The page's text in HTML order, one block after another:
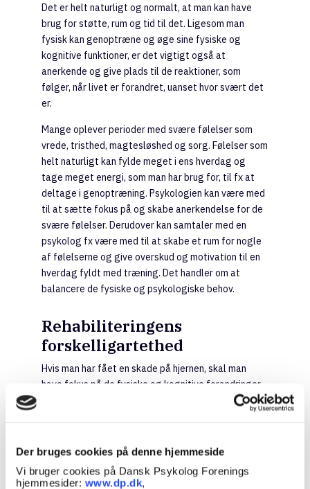
Der bruges cookies på denne hjemmeside
Vi bruger cookies på Dansk Psykolog Forenings
hjemmesider: www.dp.dk,
Det er helt naturligt og normalt, at man kan have
brug for støtte, rum og tid til det. Ligesom man
fysisk kan genoptræne og øge sine fysiske og
kognitive funktioner, er det vigtigt også at
anerkende og give plads til de reaktioner, som
følger, når livet er forandret, uanset hvor svært det
er.
Mange oplever perioder med svære følelser som
vrede, tristhed, magtesløshed og sorg. Følelser som
helt naturligt kan fylde meget i ens hverdag og
tage meget energi, som man har brug for, til fx at
deltage i genoptræning. Psykologien kan være med
til at sætte fokus på og skabe anerkendelse for de
svære følelser. Derudover kan samtaler med en
psykolog fx være med til at skabe et rum for nogle
af følelserne og give overskud og motivation til en
hverdag fyldt med træning. Det handler om at
balancere de fysiske og psykologiske behov.
Rehabiliteringens
forskelligartethed
Hvis man har fået en skade på hjernen, skal man
have fokus på de fysiske og kognitive forandringer.
Men man skal også have fokus på den krise, man
hvordan man selv, livet og andre er forandret. Her
kan man opleve behov for støttende samtaler til at
finde sig selv i de nye omstændigheder og